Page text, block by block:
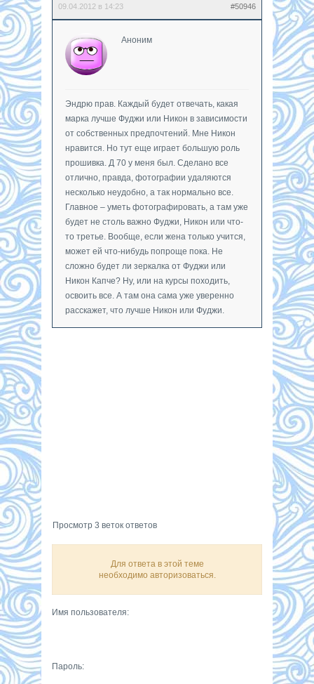
09.04.2012 в 14:23 #50946
Аноним
Эндрю прав. Каждый будет отвечать, какая
марка лучше Фуджи или Никон в зависимости
от собственных предпочтений. Мне Никон
нравится. Но тут еще играет большую роль
прошивка. Д 70 у меня был. Сделано все
отлично, правда, фотографии удаляются
несколько неудобно, а так нормально все.
Главное – уметь фотографировать, а там уже
будет не столь важно Фуджи, Никон или что-
то третье. Вообще, если жена только учится,
может ей что-нибудь попроще пока. Не
сложно будет ли зеркалка от Фуджи или
Никон Капче? Ну, или на курсы походить,
освоить все. А там она сама уже уверенно
расскажет, что лучше Никон или Фуджи.
Просмотр 3 веток ответов
Для ответа в этой теме
необходимо авторизоваться.
Имя пользователя:
Пароль: